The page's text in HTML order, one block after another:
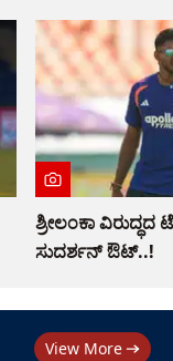
ಶ್ರೀಲಂಕಾ
ಸುದರ್ಶನ್ ಔಟ್..!
View More